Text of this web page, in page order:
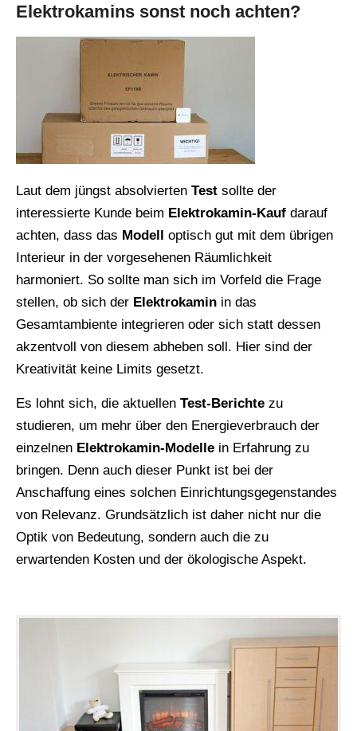
Elektrokamins sonst noch achten?
Laut dem jüngst absolvierten Test sollte der
interessierte Kunde beim Elektrokamin-Kauf darauf
achten, dass das Modell optisch gut mit dem übrigen
Interieur in der vorgesehenen Räumlichkeit
harmoniert. So sollte man sich im Vorfeld die Frage
stellen, ob sich der Elektrokamin in das
Gesamtambiente integrieren oder sich statt dessen
akzentvoll von diesem abheben soll. Hier sind der
Kreativität keine Limits gesetzt.
Es lohnt sich, die aktuellen Test-Berichte zu
studieren, um mehr über den Energieverbrauch der
einzelnen Elektrokamin-Modelle in Erfahrung zu
bringen. Denn auch dieser Punkt ist bei der
Anschaffung eines solchen Einrichtungsgegenstandes
von Relevanz. Grundsätzlich ist daher nicht nur die
Optik von Bedeutung, sondern auch die zu
erwartenden Kosten und der ökologische Aspekt.